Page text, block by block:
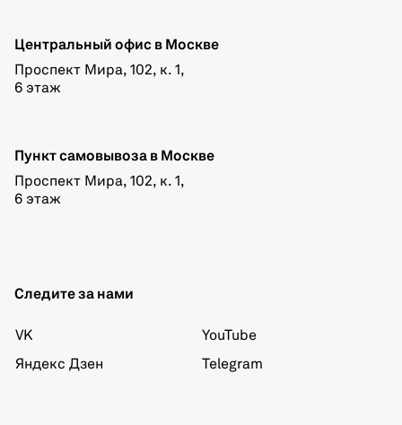
Центральный офис в Москве
Проспект Мира, 102, к. 1,
6 этаж
Пункт самовывоза в Москве
Проспект Мира, 102, к. 1,
6 этаж
Следите за нами
VK
Яндекс Дзен
YouTube
Telegram